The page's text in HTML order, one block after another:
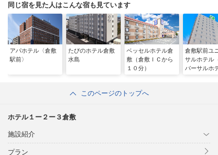
同じ宿を見た人はこんな宿も見ています
アパホテル〈倉敷
駅前〉
たびのホテル倉敷
水島
ベッセルホテル倉
敷（倉敷ＩＣから
１０分）
倉敷駅前ユ
サルホテル
バーサルホ
このページのトップへ
ホテル１ー２ー３倉敷
施設紹介
プラン